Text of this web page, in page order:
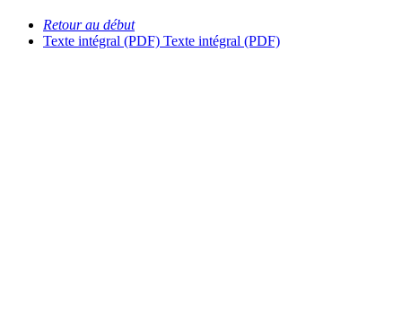
Retour au début
Texte intégral (PDF) Texte intégral (PDF)